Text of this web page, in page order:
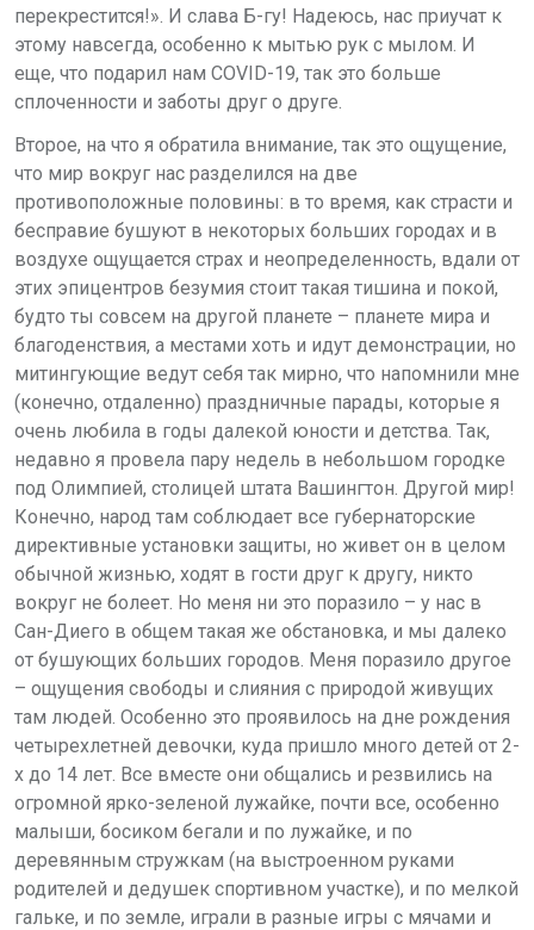
перекрестится!». И слава Б-гу! Надеюсь, нас приучат к
этому навсегда, особенно к мытью рук с мылом. И
еще, что подарил нам COVID-19, так это больше
сплоченности и заботы друг о друге.
Второе, на что я обратила внимание, так это ощущение,
что мир вокруг нас разделился на две
противоположные половины: в то время, как страсти и
бесправие бушуют в некоторых больших городах и в
воздухе ощущается страх и неопределенность, вдали от
этих эпицентров безумия стоит такая тишина и покой,
будто ты совсем на другой планете – планете мира и
благоденствия, а местами хоть и идут демонстрации, но
митингующие ведут себя так мирно, что напомнили мне
(конечно, отдаленно) праздничные парады, которые я
очень любила в годы далекой юности и детства. Так,
недавно я провела пару недель в небольшом городке
под Олимпией, столицей штата Вашингтон. Другой мир!
Конечно, народ там соблюдает все губернаторские
директивные установки защиты, но живет он в целом
обычной жизнью, ходят в гости друг к другу, никто
вокруг не болеет. Но меня ни это поразило – у нас в
Сан-Диего в общем такая же обстановка, и мы далеко
от бушующих больших городов. Меня поразило другое
– ощущения свободы и слияния с природой живущих
там людей. Особенно это проявилось на дне рождения
четырехлетней девочки, куда пришло много детей от 2-
х до 14 лет. Все вместе они общались и резвились на
огромной ярко-зеленой лужайке, почти все, особенно
малыши, босиком бегали и по лужайке, и по
деревянным стружкам (на выстроенном руками
родителей и дедушек спортивном участке), и по мелкой
гальке, и по земле, играли в разные игры с мячами и